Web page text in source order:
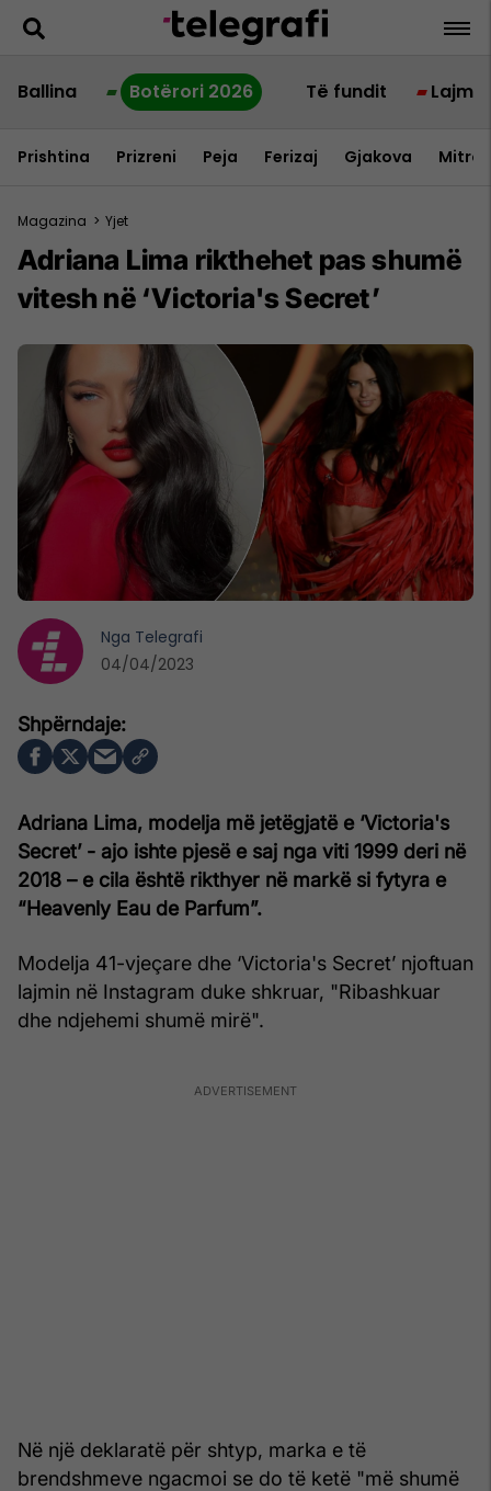
Ballina Botërori 2026 Të fundit Lajme
Prishtina Prizreni Peja Ferizaj Gjakova
Magazina > Yjet
Adriana Lima rikthehet pas shumë
vitesh në ‘Victoria's Secret’
Adriana Lima, modelja më jetëgjatë e ‘Victoria's
Secret’ - ajo ishte pjesë e saj nga viti 1999 deri në
2018 – e cila është rikthyer në markë si fytyra e
“Heavenly Eau de Parfum”.
Modelja 41-vjeçare dhe ‘Victoria's Secret’ njoftuan
lajmin në Instagram duke shkruar, "Ribashkuar
dhe ndjehemi shumë mirë".
Në një deklaratë për shtyp, marka e të
brendshmeve ngacmoi se do të ketë "më shumë
Nga Telegrafi
04/04/2023